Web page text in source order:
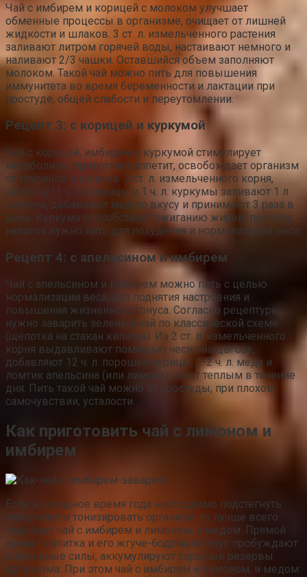
Чай с имбирем и корицей с молоком улучшает
обменные процессы в организме, очищает от лишней
жидкости и шлаков. 3 ст. л. измельченного растения
заливают литром горячей воды, настаивают немного и
наливают 2/3 чашки. Оставшийся объем заполняют
молоком. Такой чай можно пить для повышения
иммунитета во время беременности и лактации при
простуде, общей слабости и переутомлении.
Рецепт 3: с корицей и куркумой
Чай с корицей, имбирем и куркумой стимулирует
метаболизм, притупляет аппетит, освобождает организм
от токсинов и шлаков. 3 ст. л. измельченного корня,
щепотку (1 ч. л.) корицы и 1 ч. л. куркумы заливают 1 л
кипятка, добавляют мед по вкусу и принимают 3 раза в
день. Куркума способствует сжиганию жиров, поэтому
напиток нужно пить для похудения и нормализации веса.
Рецепт 4: с апельсином и имбирем
Чай с апельсином и имбирем можно пить с целью
нормализации веса, для поднятия настроения и
повышения жизненного тонуса. Согласно рецептуре
нужно заварить зеленый чай по классической схеме
(щепотка на стакан кипятка). Из 2 ст. л. измельченного
корня выдавливают помощью чесночницы сок,
добавляют 12 ч. л. порошка корицы, 1-2 ч. л. меда и
ломтик апельсина (или лимона), пьют теплым в течение
дня. Пить такой чай можно от простуды, при плохом
самочувствии, усталости.
Как приготовить чай с лимоном и
имбирем
Если в холодное время года необходимо подстегнуть
иммунитет и тонизировать организм, то лучше всего
подойдет чай с имбирем и лимоном, и медом. Прямой
аромат напитка и его жгуче-бодрящий вкус пробуждают
жизненные силы, аккумулируют скрытые резервы
организма. При этом чай с имбирем и лимоном, и медом: